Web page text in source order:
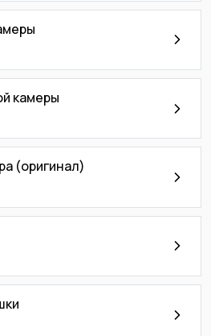
камеры
(оригинал)